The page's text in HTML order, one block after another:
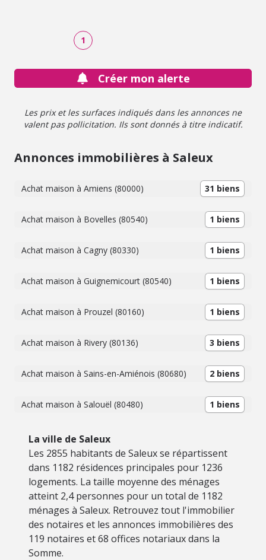
1
Créer mon alerte
Les prix et les surfaces indiqués dans les annonces ne
valent pas pollicitation. Ils sont donnés à titre indicatif.
Annonces immobilières à Saleux
Achat maison à Amiens (80000) 31 biens
Achat maison à Bovelles (80540) 1 biens
Achat maison à Cagny (80330) 1 biens
Achat maison à Guignemicourt (80540) 1 biens
Achat maison à Prouzel (80160) 1 biens
Achat maison à Rivery (80136) 3 biens
Achat maison à Sains-en-Amiénois (80680) 2 biens
Achat maison à Salouël (80480) 1 biens
La ville de Saleux
Les 2855 habitants de Saleux se répartissent
dans 1182 résidences principales pour 1236
logements. La taille moyenne des ménages
atteint 2,4 personnes pour un total de 1182
ménages à Saleux. Retrouvez tout l'immobilier
des notaires et les annonces immobilières des
119 notaires et 68 offices notariaux dans la
Somme.